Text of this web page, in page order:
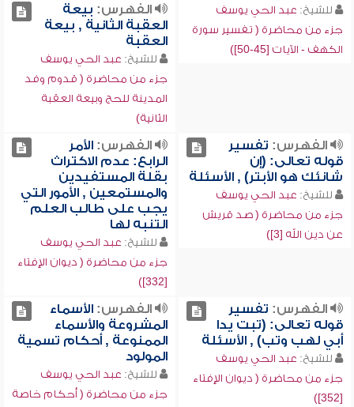
للشيخ: عبد الحي يوسف
جزء من محاضرة ( تفسير سورة
الكهف - الآيات [45-50])
الفهرس: بيعة
العقبة الثانية , بيعة
العقبة
للشيخ: عبد الحي يوسف
جزء من محاضرة ( قدوم وفد
المدينة للحج وبيعة العقبة
الثانية)
الفهرس: تفسير
قوله تعالى: (إن
شانئك هو الأبتر) , الأسئلة
للشيخ: عبد الحي يوسف
جزء من محاضرة ( صد قريش
عن دين الله [3])
الفهرس:الأمر
الرابع: عدم الاكتراث
بقلة المستفيدين
والمستمعين , الأمور التي
يجب على طالب العلم
التنبه لها
للشيخ: عبد الحي يوسف
جزء من محاضرة ( ديوان الإفتاء
[332])
الفهرس: تفسير
قوله تعالى: (تبت يدا
أبي لهب وتب) , الأسئلة
للشيخ: عبد الحي يوسف
جزء من محاضرة ( ديوان الإفتاء
[352])
الفهرس:الأسماء
المشروعة والأسماء
الممنوعة , أحكام تسمية
المولود
للشيخ: عبد الحي يوسف
جزء من محاضرة ( أحكام خاصة